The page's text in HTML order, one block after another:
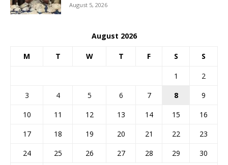
August 5, 2026
August 2026
M T W T F S S
1
2
3
4 5 6 7 8
9
10
11 12 13 14 15
16
17
18 19 20 21 22
23
24
25 26 27 28 29
30